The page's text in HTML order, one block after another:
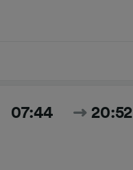
07:44 20:52